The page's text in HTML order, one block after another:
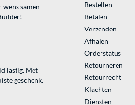
wens samen
lastig. Met
geschenk.
Bestellen
Betalen
Verzenden
Afhalen
Orderstatus
Retourneren
Retourrecht
Klachten
Diensten